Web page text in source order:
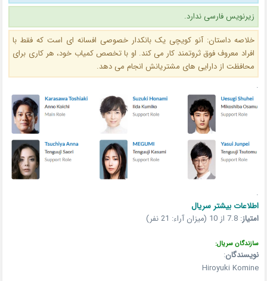
زیرنویس فارسی ندارد.
خلاصه داستان: آنو کویچی یک بانکدار خصوصی افسانه ای است که فقط با
افراد معروف فوق ثروتمند کار می کند. او با تخصص کمیاب خود، هر کاری برای
محافظت از دارایی های مشتریانش انجام می دهد.
.
.
اطلاعات بیشتر سریال
امتیاز:7.8 از 10 (میزان آراء: 21 نفر)
سازندگان سریال:
نویسندگان:
Hiroyuki Komine